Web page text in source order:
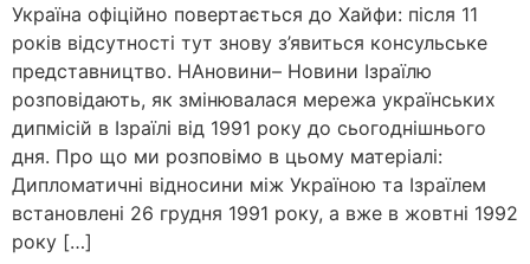
Україна офіційно повертається до Хайфи: після 11
років відсутності тут знову з’явиться консульське
представництво. НАновини– Новини Ізраїлю
розповідають, як змінювалася мережа українських
дипмісій в Ізраїлі від 1991 року до сьогоднішнього
дня. Про що ми розповімо в цьому матеріалі:
Дипломатичні відносини між Україною та Ізраїлем
встановлені 26 грудня 1991 року, а вже в жовтні 1992
року […]